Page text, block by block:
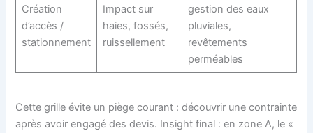
Création
d’accès /
stationnement
Impact sur
haies, fossés,
ruissellement
gestion des eaux
pluviales,
revêtements
perméables
Cette grille évite un piège courant : découvrir une contrainte
après avoir engagé des devis. Insight final : en zone A, le «